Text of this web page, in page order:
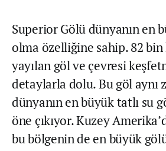
Superior Gölü dünyanın en
olma özelliğine sahip. 82
yayılan göl ve çevresi
detaylarla dolu. Bu göl aynı
dünyanın en büyük tatlı su
öne çıkıyor. Kuzey
bu bölgenin de en büyük